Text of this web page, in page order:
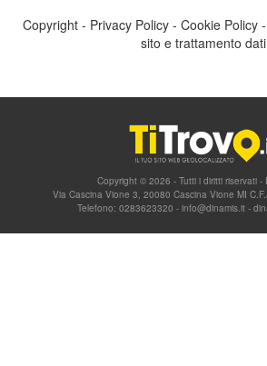
Copyright- Privacy Policy- Cookie Policy-
sito e trattamento dati